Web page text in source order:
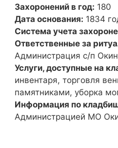
Захоронений в год: 180
Дата основания: 1834
Система учета
Ответственные за
Администрация с/п
Услуги, доступные на
инвентаря, торговля
памятниками, уборка
Информация по
Администрацией МО